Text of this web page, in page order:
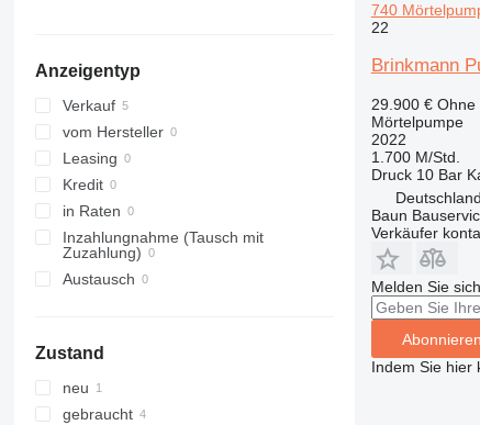
Anzeigentyp
Verkauf
vom Hersteller
Leasing
Kredit
in Raten
Inzahlungnahme (Tausch mit
Zuzahlung)
Austausch
Zustand
neu
gebraucht
740
22
Brinkmann
29.900 € Ohne
Mörtelpumpe
2022
1.700 M/Std.
Druck 10 Bar
Baun
Verkäufer
Melden Sie
Abonnieren
Indem Sie hier